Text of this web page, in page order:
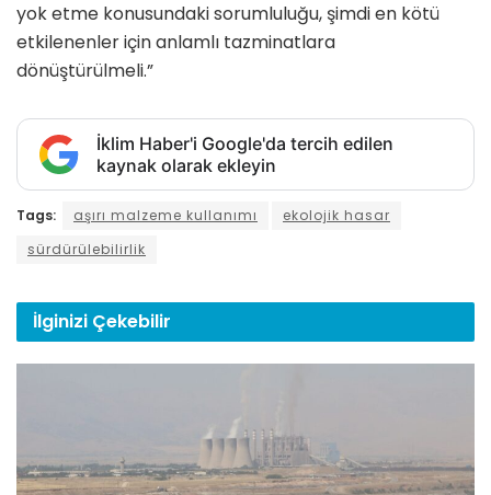
yok etme konusundaki sorumluluğu, şimdi en kötü
etkilenenler için anlamlı tazminatlara
dönüştürülmeli.”
İklim Haber'i Google'da tercih edilen
kaynak olarak ekleyin
Tags: aşırı malzeme kullanımı
ekolojik hasar
sürdürülebilirlik
İlginizi Çekebilir